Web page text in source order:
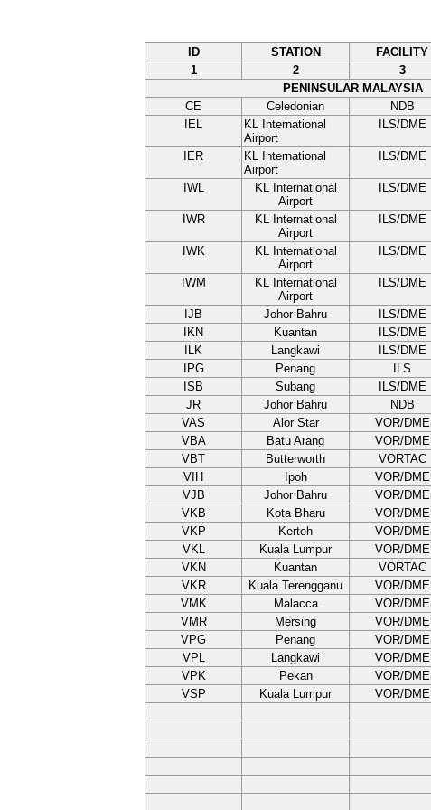
ID STATION FACILITY
1
2 3
PENINSULAR MALAYSIA
CE
Celedonian NDB
IEL
KL International
Airport
ILS/DME
IER
KL International
Airport
ILS/DME
IWL
KL International
Airport
ILS/DME
IWR
KL International
Airport
ILS/DME
IWK
KL International
Airport
ILS/DME
IWM
KL International
Airport
ILS/DME
IJB Johor Bahru ILS/DME
IKN
Kuantan ILS/DME
ILK
Langkawi ILS/DME
IPG
Penang ILS
ISB
Subang ILS/DME
JR
Johor Bahru NDB
VAS
Alor Star VOR/DME
VBA
Batu Arang VOR/DME
VBT
Butterworth VORTAC
VIH
Ipoh VOR/DME
VJB
Johor Bahru VOR/DME
VKB
Kota Bharu VOR/DME
VKP
Kerteh VOR/DME
VKL
Kuala Lumpur VOR/DME
VKN
Kuantan VORTAC
VKR
Kuala Terengganu VOR/DME
VMK
Malacca VOR/DME
VMR
Mersing VOR/DME
VPG
Penang VOR/DME
VPL
Langkawi VOR/DME
VPK
Pekan VOR/DME
VSP
Kuala Lumpur VOR/DME